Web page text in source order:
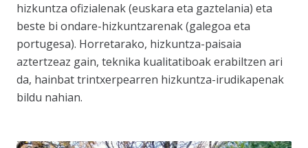
hizkuntza ofizialenak (euskara eta gaztelania) eta
beste bi ondare-hizkuntzarenak (galegoa eta
portugesa). Horretarako, hizkuntza-paisaia
aztertzeaz gain, teknika kualitatiboak erabiltzen ari
da, hainbat trintxerpearren hizkuntza-irudikapenak
bildu nahian.